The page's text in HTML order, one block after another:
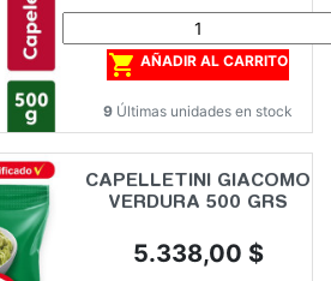
 AÑADIR AL CARRITO
9 Últimas unidades en stock
CAPELLETINI GIACOMO
VERDURA 500 GRS
Precio
5.338,00 $